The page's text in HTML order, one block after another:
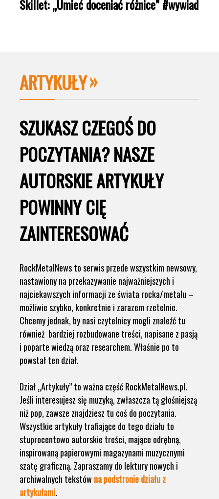
Skillet: „Umieć doceniać różnice” #wywiad
ARTYKUŁY
SZUKASZ CZEGOŚ DO
POCZYTANIA? NASZE
AUTORSKIE ARTYKUŁY
POWINNY CIĘ
ZAINTERESOWAĆ
RockMetalNews to serwis przede wszystkim newsowy,
nastawiony na przekazywanie najważniejszych i
najciekawszych informacji ze świata rocka/metalu –
możliwie szybko, konkretnie i zarazem rzetelnie.
Chcemy jednak, by nasi czytelnicy mogli znaleźć tu
również bardziej rozbudowane treści, napisane z pasją
i poparte wiedzą oraz researchem. Właśnie po to
powstał ten dział.
Dział „Artykuły” to ważna część RockMetalNews.pl.
Jeśli interesujesz się muzyką, zwłaszcza tą głośniejszą
niż pop, zawsze znajdziesz tu coś do poczytania.
Wszystkie artykuły trafiające do tego działu to
stuprocentowo autorskie treści, mające odrębną,
inspirowaną papierowymi magazynami muzycznymi
szatę graficzną. Zapraszamy do lektury nowych i
archiwalnych tekstów na podstronie działu z
artykułami.